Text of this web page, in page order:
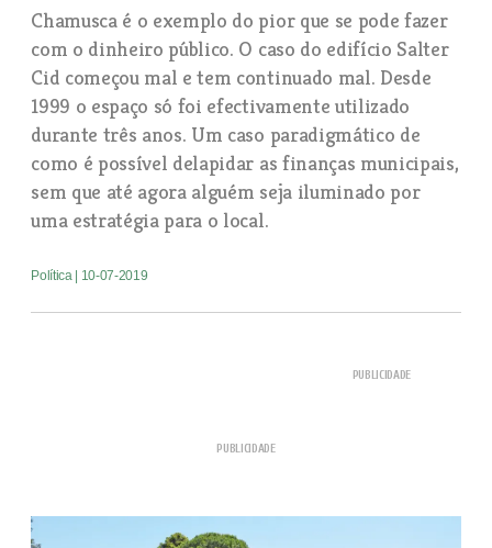
Chamusca é o exemplo do pior que se pode fazer
com o dinheiro público. O caso do edifício Salter
Cid começou mal e tem continuado mal. Desde
1999 o espaço só foi efectivamente utilizado
durante três anos. Um caso paradigmático de
como é possível delapidar as finanças municipais,
sem que até agora alguém seja iluminado por
uma estratégia para o local.
Política | 10-07-2019